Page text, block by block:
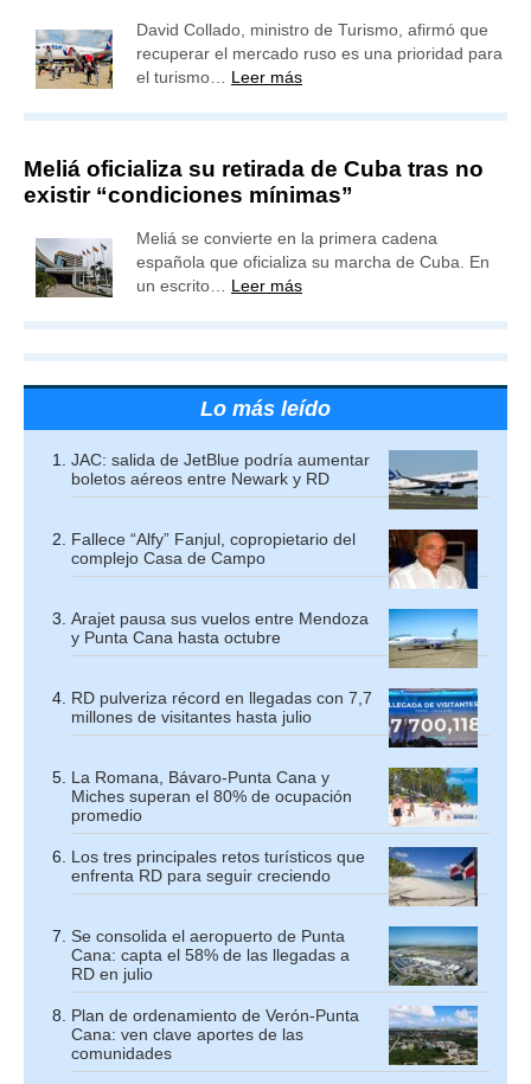
David Collado, ministro de Turismo, afirmó que
recuperar el mercado ruso es una prioridad para
el turismo… Leer más
Meliá oficializa su retirada de Cuba tras no
existir “condiciones mínimas”
Meliá se convierte en la primera cadena
española que oficializa su marcha de Cuba. En
un escrito… Leer más
Lo más leído
JAC: salida de JetBlue podría aumentar
boletos aéreos entre Newark y RD
Fallece “Alfy” Fanjul, copropietario del
complejo Casa de Campo
Arajet pausa sus vuelos entre Mendoza
y Punta Cana hasta octubre
RD pulveriza récord en llegadas con 7,7
millones de visitantes hasta julio
La Romana, Bávaro-Punta Cana y
Miches superan el 80% de ocupación
promedio
Los tres principales retos turísticos que
enfrenta RD para seguir creciendo
Se consolida el aeropuerto de Punta
Cana: capta el 58% de las llegadas a
RD en julio
Plan de ordenamiento de Verón-Punta
Cana: ven clave aportes de las
comunidades